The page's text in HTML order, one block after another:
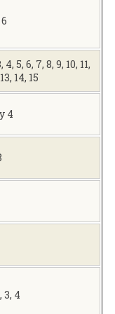
4, 5, 6, 7, 8, 9, 10, 11,
14, 15
4
3, 4